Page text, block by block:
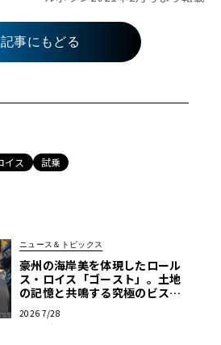
記事にもどる
イス 試乗
ニュース＆トピックス
豪州の海岸美を体現したロール
ス・ロイス「ゴースト」。土地
の記憶と共鳴する究極のビスポ
2026 7/28